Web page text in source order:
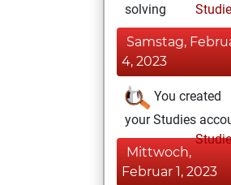
solving
Samstag,
4, 2023
You created
your Studies
Mittwoch,
Februar 1, 2023